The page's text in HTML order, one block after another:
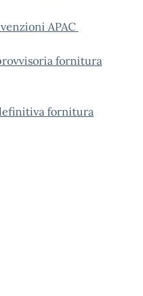
APAC
fornitura
fornitura